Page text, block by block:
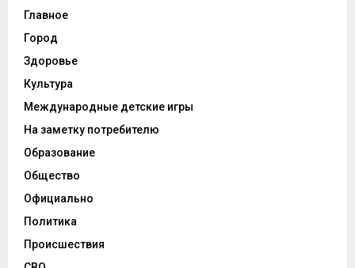
Главное
Город
Здоровье
Культура
Международные детские игры
На заметку потребителю
Образование
Общество
Официально
Политика
Происшествия